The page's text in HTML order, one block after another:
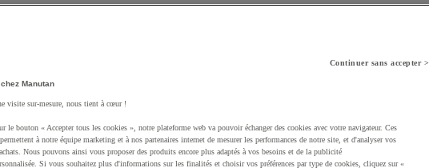
un produit à votre panier :
Continuer sans accepter >
Manutan
visite sur-mesure, nous tient à cœur !
le bouton « Accepter tous les cookies », notre plateforme web va pouvoir échanger des cookies avec votre navigateur. Ces
à notre équipe marketing et à nos partenaires internet de mesurer les performances de notre site, et d'analyser vos
Nous pouvons ainsi vous proposer des produits encore plus adaptés à vos besoins et de la publicité
Si vous souhaitez plus d'informations sur les finalités et choisir vos préférences par type de cookies, cliquez sur «